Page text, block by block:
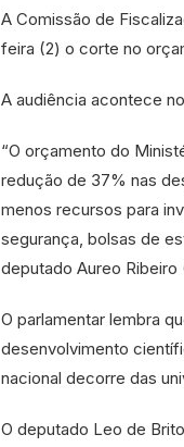
A Comissão de
feira (2) o corte no
A audiência acontece
“O orçamento do
redução de 37% nas
menos recursos para
segurança, bolsas de
deputado Aureo
O parlamentar lembra
desenvolvimento
nacional decorre das
O deputado Leo de